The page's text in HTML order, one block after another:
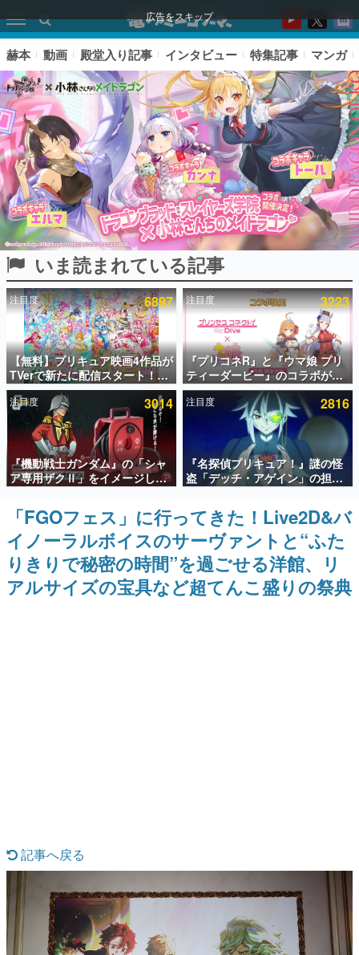
広告をスキップ
ピックアップ
電ファミのいま読まれている記事ランキング
アプリセール情報
インタビュー
連載・特集一覧
殿堂入り記事
SNS拡散数が数千以上！ ページビュー数万以上！ などな
ど。多くの人々に読まれた、電ファミ渾身の“殿堂入り”記
事をまとめました。
ゲームの企画書
名作ゲームクリエイターの方々に製作時のエピソードをお
聞きし、ヒットする企画（ゲーム）とは何か？を探ってい
きます。
赫本
この物語を解いてはいけない。『赫本』は、〈試験問題〉
なんでゲームは面白い？
ゲーム開発者・hamatsu氏がゲームの魅力を画面や操作の
具体的な形から解き明かしていく、硬派で骨太な評論連載
です。
赫本 動画 殿堂入り記事 インタビュー 特集記事 マンガ
いま読まれている記事
注目度 6897
【無料】プリキュア映画4作品が
TVerで新たに配信スタート！な
んと2018年～2024年の映画ほぼ
すべてが見放題に、ぶっちゃけ
ありえないラインナップ
注目度 3223
『プリコネR』と『ウマ娘 プリ
ティーダービー』のコラボが決
定！“最大170連無料”の8.5周年
キャンペーンなども発表
注目度 3014
『機動戦士ガンダム』の「シャ
ア専用ザクⅡ」をイメージした
散水ホースリールが予約開始。
本体にはシャアのパーソナルマ
ークやジオン公国軍のエンブレ
ム、型式番号などを配置
注目度 2816
『名探偵プリキュア！』謎の怪
盗「デッチ・アゲイン」の担当
キャストは天﨑滉平さんと判
界生活』オットー役、『ヒプノ
シスマイク』山田三郎役など
「FGOフェス」に行ってきた！Live2D&バ
イノーラルボイスのサーヴァントと“ふた
りきりで秘密の時間”を過ごせる洋館、リ
アルサイズの宝具など超てんこ盛りの祭典
記事へ戻る